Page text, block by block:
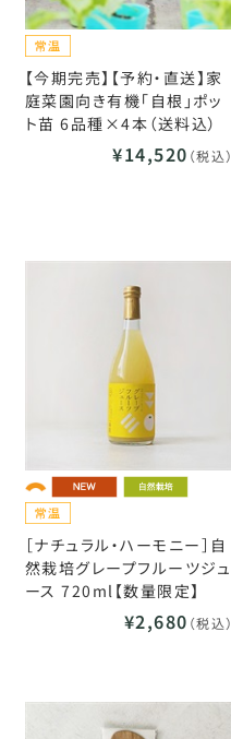
【今期完売】【予約・直送】家
庭菜園向き有機「自根」ポッ
ト苗 6品種×4本（送料込）
¥14,520 （税込）
［ナチュラル・ハーモニー］自
然栽培グレープフルーツジュ
ース 720ml【数量限定】
¥2,680 （税込）